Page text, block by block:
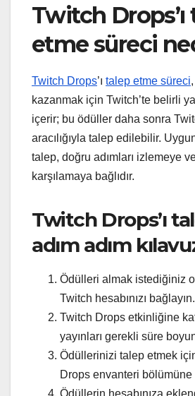
Twitch Drops’ı
etme süreci
Twitch Drops’ı talep etme süreci
kazanmak için Twitch’te belirli
içerir; bu ödüller daha sonra
aracılığıyla talep edilebilir.
talep, doğru adımları izlemeye
karşılamaya bağlıdır.
Twitch Drops’ı
adım adım
Ödülleri almak istediğiniz
Twitch hesabınızı bağlayın.
Twitch Drops etkinliğine
yayınları gerekli süre
Ödüllerinizi talep etmek
Drops envanteri bölümüne